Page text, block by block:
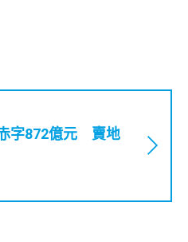
字872億元 賣地